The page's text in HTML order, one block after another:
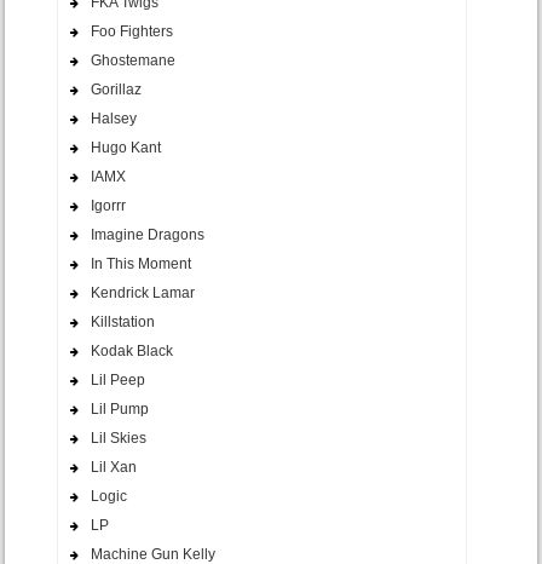
Foo Fighters
Ghostemane
Gorillaz
Halsey
Hugo Kant
IAMX
Igorrr
Imagine Dragons
In This Moment
Kendrick Lamar
Killstation
Kodak Black
Lil Peep
Lil Pump
Lil Skies
Lil Xan
Logic
LP
Machine Gun Kelly